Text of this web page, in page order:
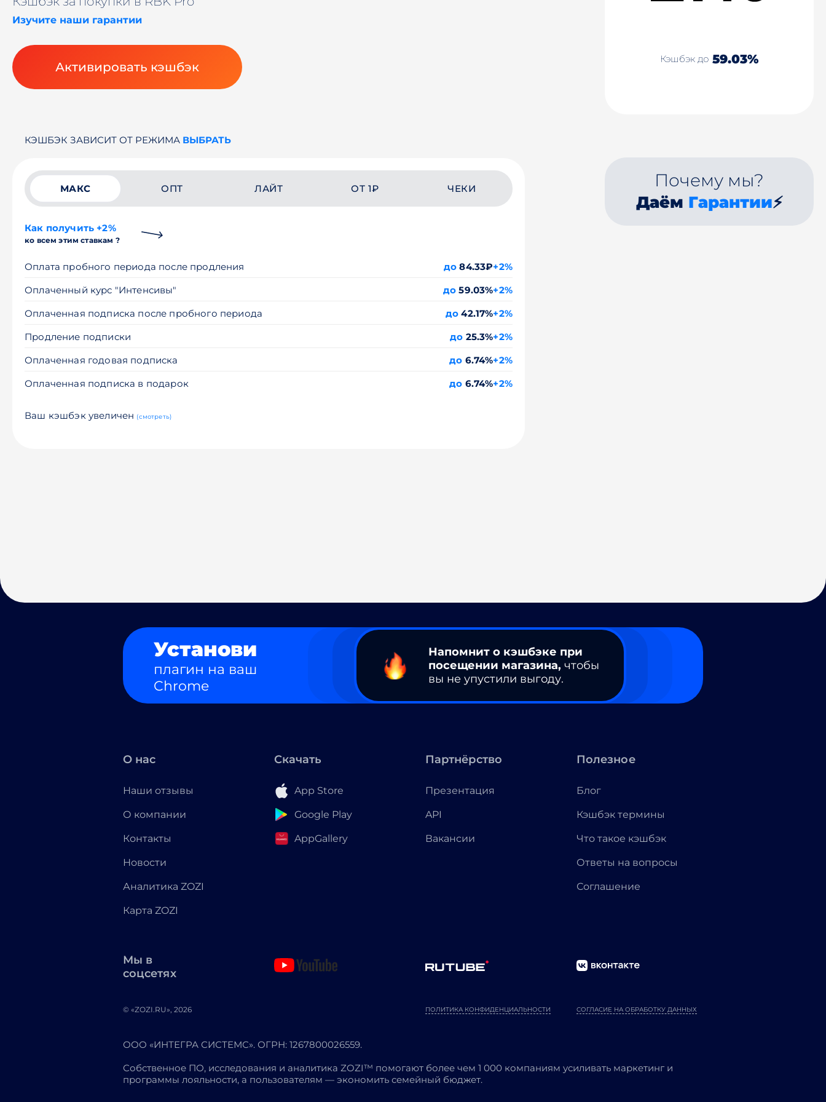
Изучите наши гарантии
Активировать кэшбэк
Кэшбэк до 59.03%
КЭШБЭК ЗАВИСИТ ОТ РЕЖИМА ВЫБРАТЬ
МАКС ОПТ ЛАЙТ ОТ 1₽ ЧЕКИ
Как получить +2%
ко всем этим ставкам ?
Оплата пробного периода после продления до 84.33₽+2%
Оплаченный курс "Интенсивы"
до 59.03%+2%
Оплаченная подписка после пробного периода
до 42.17%+2%
Продление подписки
до 25.3%+2%
Оплаченная годовая подписка
до 6.74%+2%
Оплаченная подписка в подарок
до 6.74%+2%
Ваш кэшбэк увеличен (смотреть)
Почему мы?
Даём Гарантии⚡
Установи
плагин на ваш
Chrome
Напомнит о кэшбэке при
посещении магазина, чтобы
вы не упустили выгоду.
О нас
Наши отзывы
О компании
Контакты
Новости
Аналитика ZOZI
Карта ZOZI
Скачать
App Store
Google Play
AppGallery
Партнёрство
Презентация
API
Вакансии
Полезное
Блог
Кэшбэк термины
Что такое кэшбэк
Ответы на вопросы
Соглашение
Мы в
соцсетях
© «ZOZI.RU», 2026 ПОЛИТИКА КОНФИДЕНЦИАЛЬНОСТИ СОГЛАСИЕ НА ОБРАБОТКУ ДАННЫХ
ООО «ИНТЕГРА СИСТЕМС». ОГРН: 1267800026559.
Собственное ПО, исследования и аналитика ZOZI™ помогают более чем 1 000 компаниям усиливать маркетинг и
программы лояльности, а пользователям — экономить семейный бюджет.